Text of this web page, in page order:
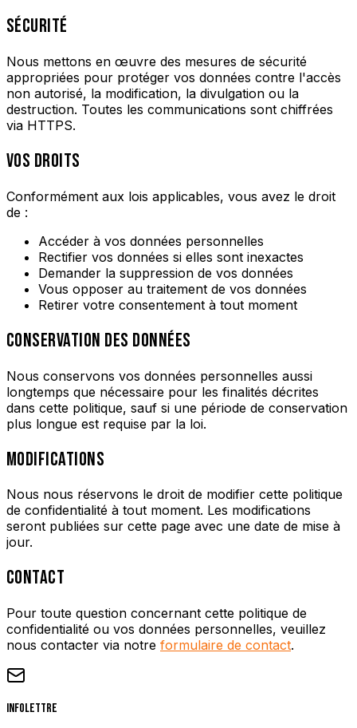
SÉCURITÉ
Nous mettons en œuvre des mesures de sécurité
appropriées pour protéger vos données contre l'accès
non autorisé, la modification, la divulgation ou la
destruction. Toutes les communications sont chiffrées
via HTTPS.
VOS DROITS
Conformément aux lois applicables, vous avez le droit
de :
Accéder à vos données personnelles
Rectifier vos données si elles sont inexactes
Demander la suppression de vos données
Vous opposer au traitement de vos données
Retirer votre consentement à tout moment
CONSERVATION DES DONNÉES
Nous conservons vos données personnelles aussi
longtemps que nécessaire pour les finalités décrites
dans cette politique, sauf si une période de conservation
plus longue est requise par la loi.
MODIFICATIONS
Nous nous réservons le droit de modifier cette politique
de confidentialité à tout moment. Les modifications
seront publiées sur cette page avec une date de mise à
jour.
CONTACT
Pour toute question concernant cette politique de
confidentialité ou vos données personnelles, veuillez
nous contacter via notre formulaire de contact.
Infolettre